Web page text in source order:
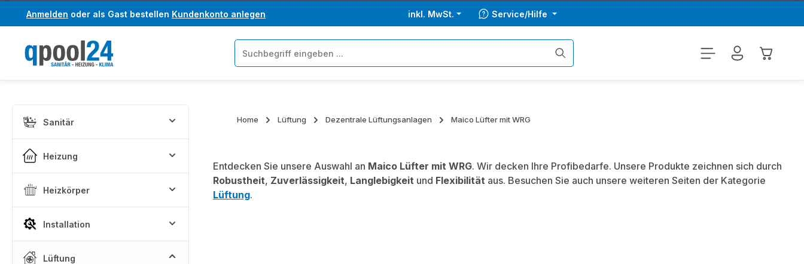
Hauptinhalt springen
Zur Suche springen
Anmelden oder als Gast bestellen Kundenkonto anlegen inkl. MwSt. Service/Hilfe
Sanitär
Heizung
Heizkörper
Installation
Lüftung
Home Lüftung Dezentrale Lüftungsanlagen Maico Lüfter mit WRG
Entdecken Sie unsere Auswahl an Maico Lüfter mit WRG. Wir decken Ihre Profibedarfe. Unsere Produkte zeichnen sich durch
Robustheit, Zuverlässigkeit, Langlebigkeit und Flexibilität aus. Besuchen Sie auch unsere weiteren Seiten der Kategorie
Lüftung.